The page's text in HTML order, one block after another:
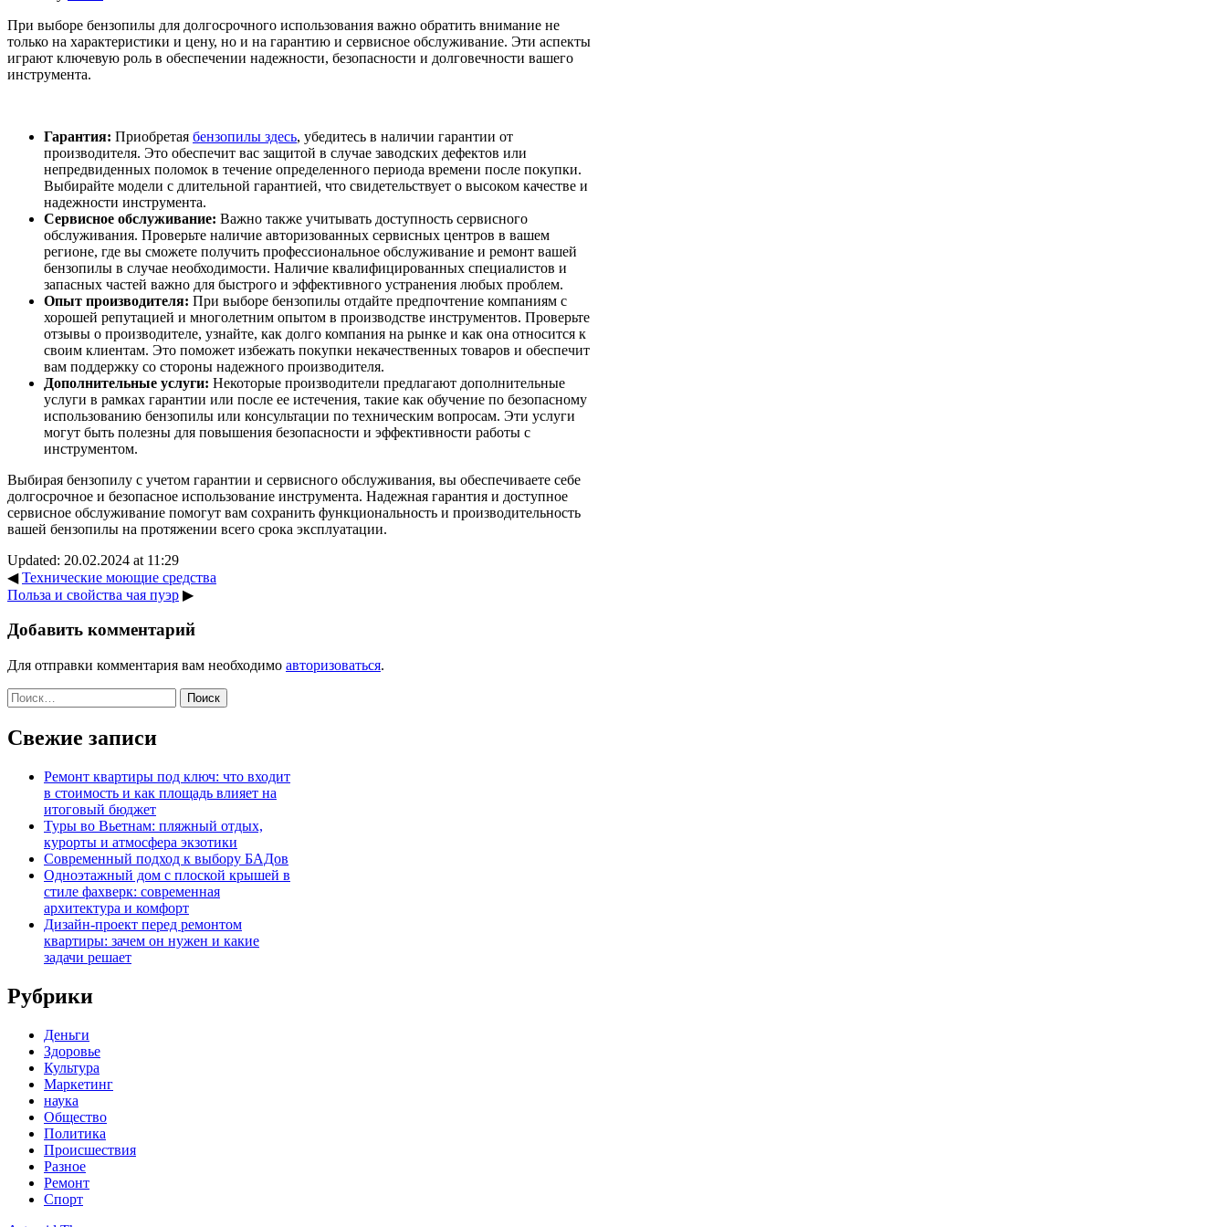
При выборе бензопилы для долгосрочного использования важно обратить внимание не
только на характеристики и цену, но и на гарантию и сервисное обслуживание. Эти аспекты
играют ключевую роль в обеспечении надежности, безопасности и долговечности вашего
инструмента.
Гарантия: Приобретая бензопилы здесь, убедитесь в наличии гарантии от
производителя. Это обеспечит вас защитой в случае заводских дефектов или
непредвиденных поломок в течение определенного периода времени после покупки.
Выбирайте модели с длительной гарантией, что свидетельствует о высоком качестве и
надежности инструмента.
Сервисное обслуживание: Важно также учитывать доступность сервисного
обслуживания. Проверьте наличие авторизованных сервисных центров в вашем
регионе, где вы сможете получить профессиональное обслуживание и ремонт вашей
бензопилы в случае необходимости. Наличие квалифицированных специалистов и
запасных частей важно для быстрого и эффективного устранения любых проблем.
Опыт производителя: При выборе бензопилы отдайте предпочтение компаниям с
хорошей репутацией и многолетним опытом в производстве инструментов. Проверьте
отзывы о производителе, узнайте, как долго компания на рынке и как она относится к
своим клиентам. Это поможет избежать покупки некачественных товаров и обеспечит
вам поддержку со стороны надежного производителя.
Дополнительные услуги: Некоторые производители предлагают дополнительные
услуги в рамках гарантии или после ее истечения, такие как обучение по безопасному
использованию бензопилы или консультации по техническим вопросам. Эти услуги
могут быть полезны для повышения безопасности и эффективности работы с
инструментом.
Выбирая бензопилу с учетом гарантии и сервисного обслуживания, вы обеспечиваете себе
долгосрочное и безопасное использование инструмента. Надежная гарантия и доступное
сервисное обслуживание помогут вам сохранить функциональность и производительность
вашей бензопилы на протяжении всего срока эксплуатации.
Updated: 20.02.2024 at 11:29
◀Технические моющие средства
Польза и свойства чая пуэр ▶
Добавить комментарий
Для отправки комментария вам необходимо авторизоваться.
Найти:
Свежие записи
Ремонт квартиры под ключ: что входит
в стоимость и как площадь влияет на
итоговый бюджет
Туры во Вьетнам: пляжный отдых,
курорты и атмосфера экзотики
Современный подход к выбору БАДов
Одноэтажный дом с плоской крышей в
стиле фахверк: современная
архитектура и комфорт
Дизайн-проект перед ремонтом
квартиры: зачем он нужен и какие
задачи решает
Рубрики
Деньги
Здоровье
Культура
Маркетинг
наука
Общество
Политика
Происшествия
Разное
Ремонт
Спорт